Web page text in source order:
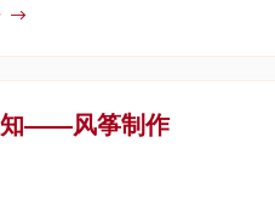
知——风筝制作